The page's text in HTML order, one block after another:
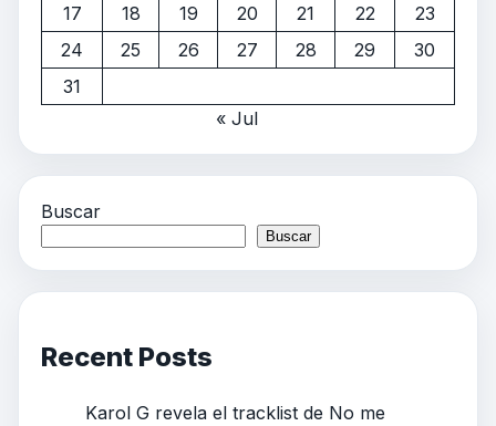
17
18 19 20 21 22
23
24
25 26 27 28 29
30
31
« Jul
Buscar
Buscar
Recent Posts
Karol G revela el tracklist de No me